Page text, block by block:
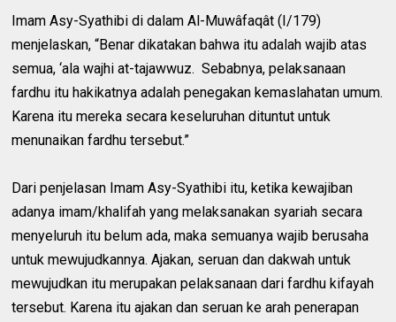
Imam Asy-Syathibi di dalam Al-Muwâfaqât (I/179)
menjelaskan, “Benar dikatakan bahwa itu adalah wajib atas
semua, ‘ala wajhi at-tajawwuz. Sebabnya, pelaksanaan
fardhu itu hakikatnya adalah penegakan kemaslahatan umum.
Karena itu mereka secara keseluruhan dituntut untuk
menunaikan fardhu tersebut.”
Dari penjelasan Imam Asy-Syathibi itu, ketika kewajiban
adanya imam/khalifah yang melaksanakan syariah secara
menyeluruh itu belum ada, maka semuanya wajib berusaha
untuk mewujudkannya. Ajakan, seruan dan dakwah untuk
mewujudkan itu merupakan pelaksanaan dari fardhu kifayah
tersebut. Karena itu ajakan dan seruan ke arah penerapan